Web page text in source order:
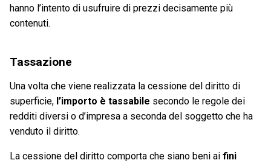
hanno l’intento di usufruire di prezzi decisamente più
contenuti.
Tassazione
Una volta che viene realizzata la cessione del diritto di
superficie, l’importo è tassabile secondo le regole dei
redditi diversi o d’impresa a seconda del soggetto che ha
venduto il diritto.
La cessione del diritto comporta che siano beni ai fini